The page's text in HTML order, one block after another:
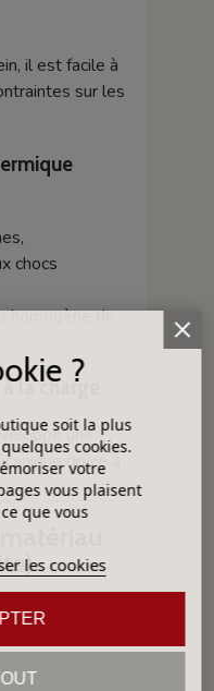
il est facile à
sur les
chocs
homogène de
la charge
une
grâce à
:
?
soit la plus
cookies.
votre
vous plaisent
que vous
les cookies